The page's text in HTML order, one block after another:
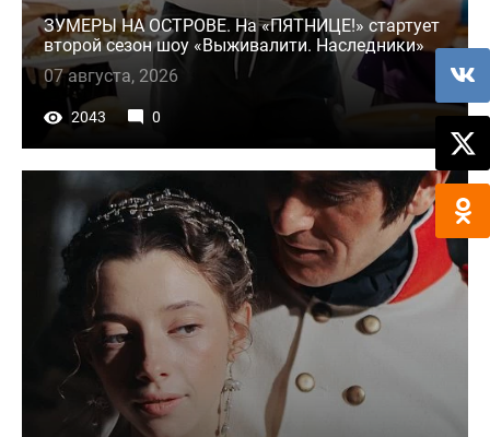
ЗУМЕРЫ НА ОСТРОВЕ. На «ПЯТНИЦЕ!» стартует
второй сезон шоу «Выживалити. Наследники»
07 августа, 2026
2043 0